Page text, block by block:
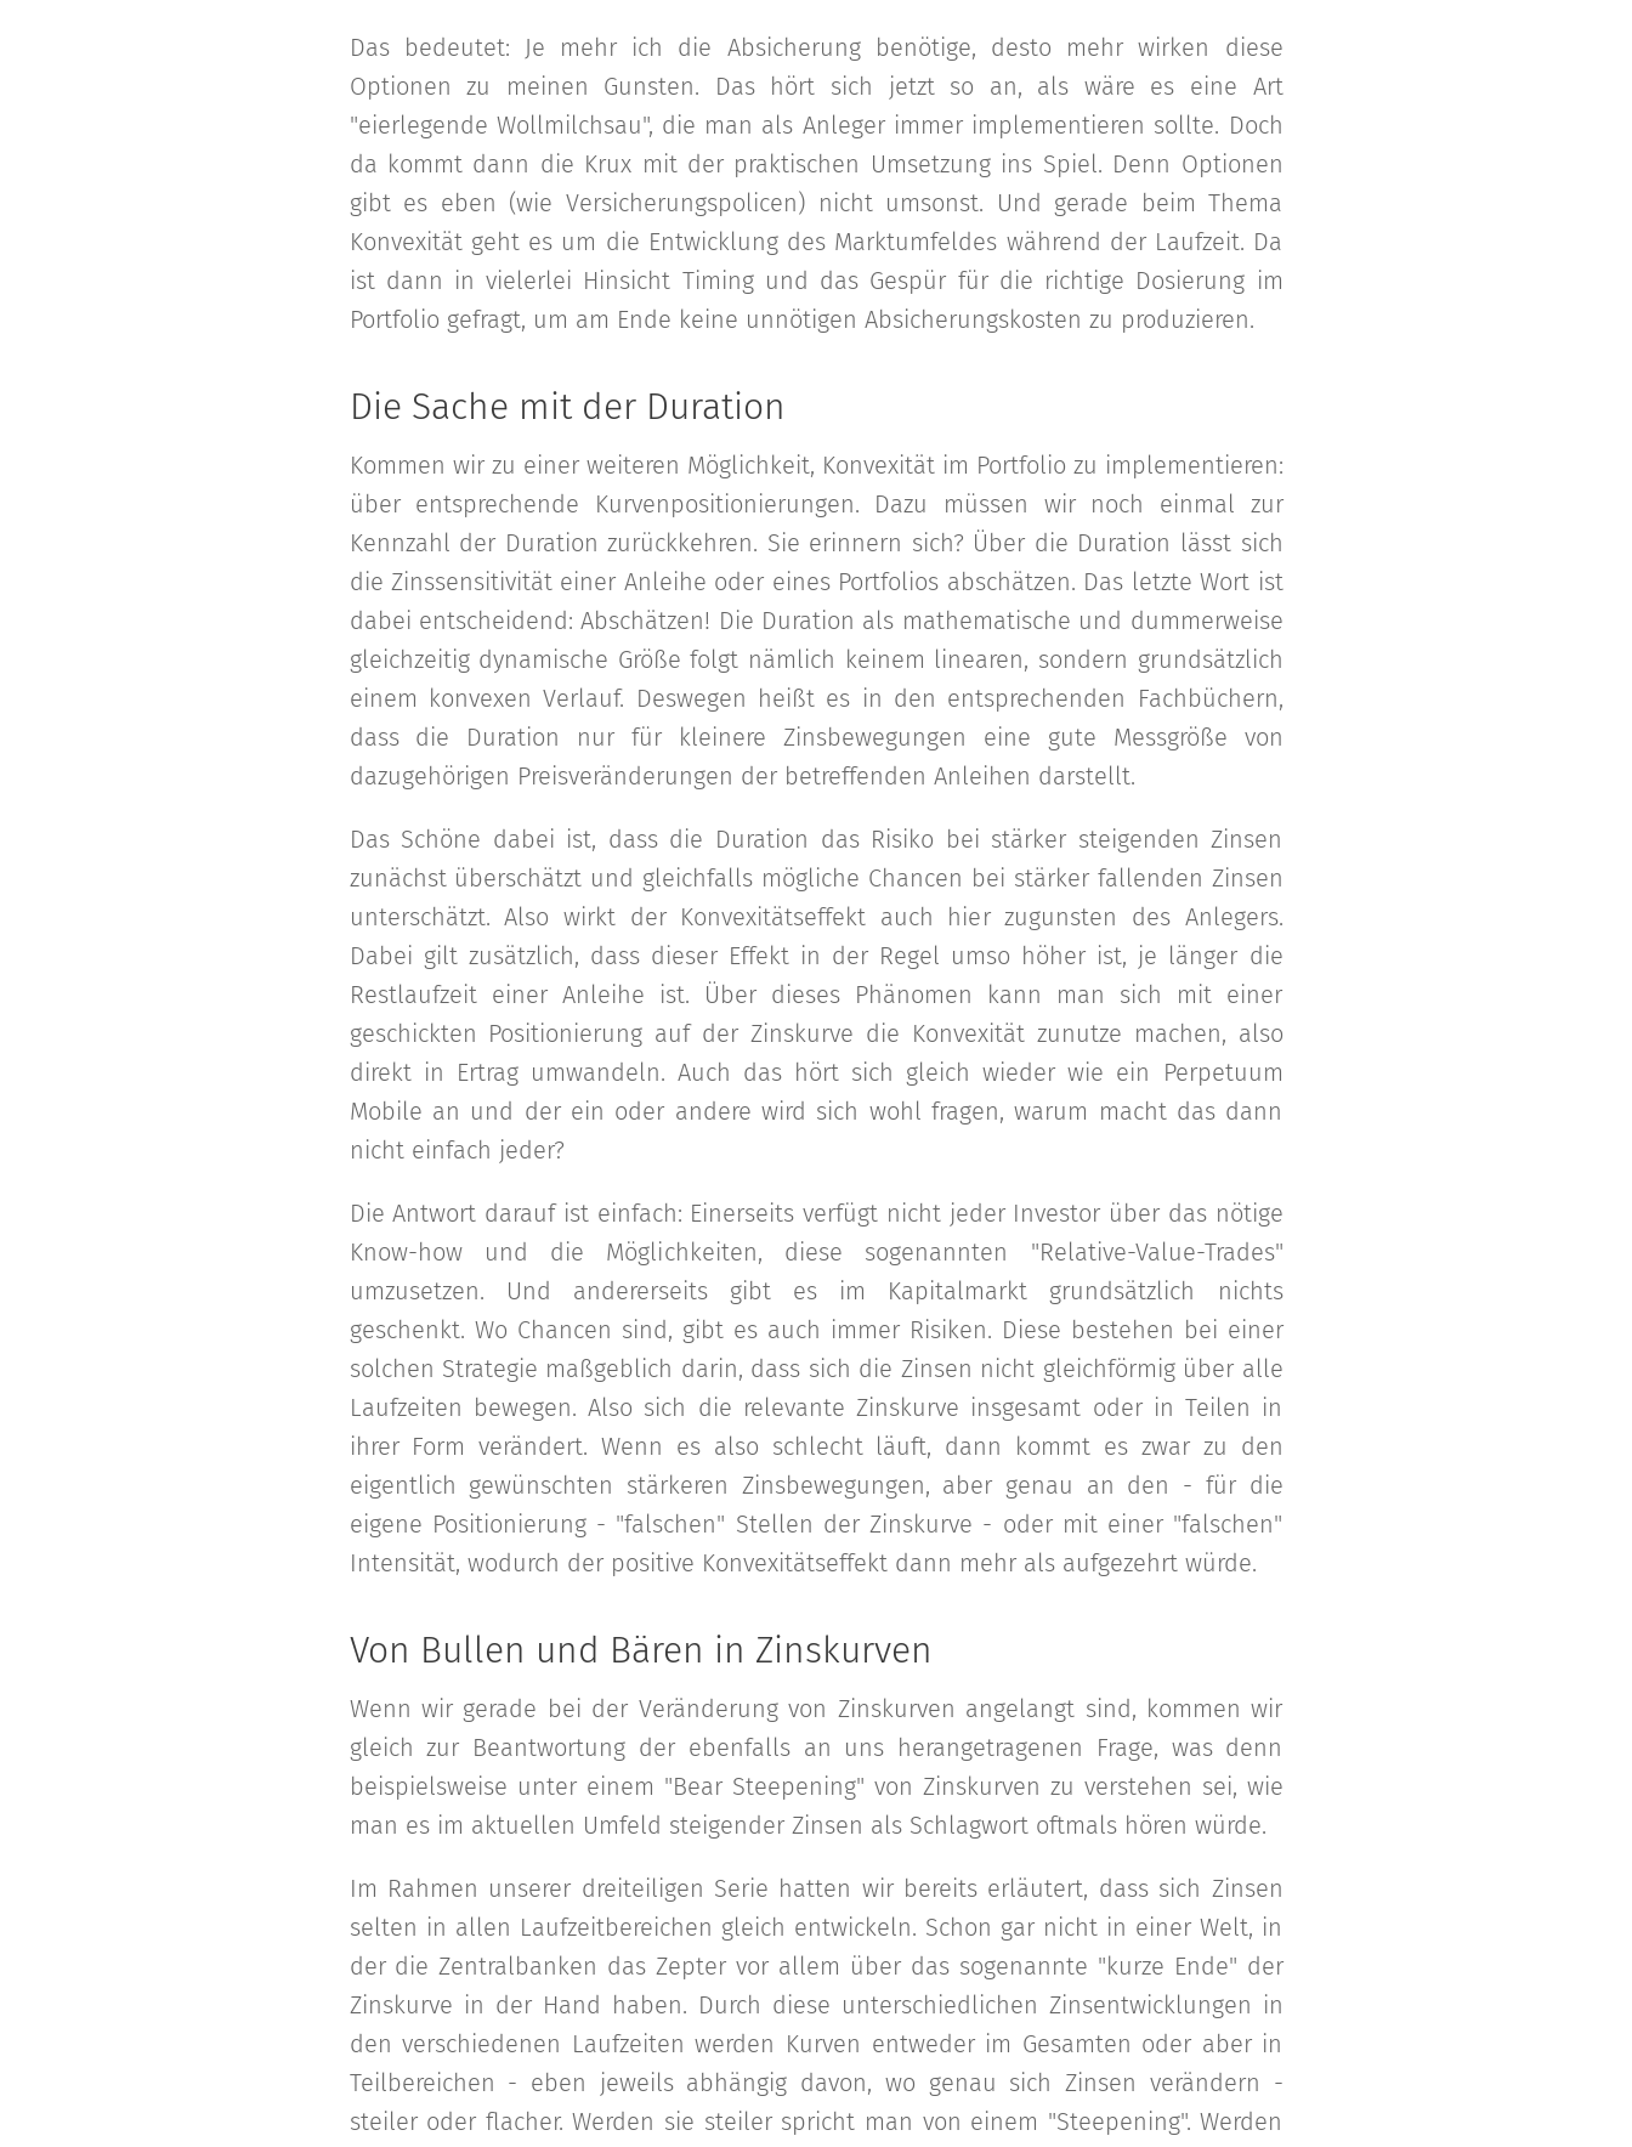
Das bedeutet: Je mehr ich die Absicherung benötige, desto mehr wirken diese
Optionen zu meinen Gunsten. Das hört sich jetzt so an, als wäre es eine Art
"eierlegende Wollmilchsau", die man als Anleger immer implementieren sollte. Doch
da kommt dann die Krux mit der praktischen Umsetzung ins Spiel. Denn Optionen
gibt es eben (wie Versicherungspolicen) nicht umsonst. Und gerade beim Thema
Konvexität geht es um die Entwicklung des Marktumfeldes während der Laufzeit. Da
ist dann in vielerlei Hinsicht Timing und das Gespür für die richtige Dosierung im
Portfolio gefragt, um am Ende keine unnötigen Absicherungskosten zu produzieren.
Die Sache mit der Duration
Kommen wir zu einer weiteren Möglichkeit, Konvexität im Portfolio zu implementieren:
über entsprechende Kurvenpositionierungen. Dazu müssen wir noch einmal zur
Kennzahl der Duration zurückkehren. Sie erinnern sich? Über die Duration lässt sich
die Zinssensitivität einer Anleihe oder eines Portfolios abschätzen. Das letzte Wort ist
dabei entscheidend: Abschätzen! Die Duration als mathematische und dummerweise
gleichzeitig dynamische Größe folgt nämlich keinem linearen, sondern grundsätzlich
einem konvexen Verlauf. Deswegen heißt es in den entsprechenden Fachbüchern,
dass die Duration nur für kleinere Zinsbewegungen eine gute Messgröße von
dazugehörigen Preisveränderungen der betreffenden Anleihen darstellt.
Das Schöne dabei ist, dass die Duration das Risiko bei stärker steigenden Zinsen
zunächst überschätzt und gleichfalls mögliche Chancen bei stärker fallenden Zinsen
unterschätzt. Also wirkt der Konvexitätseffekt auch hier zugunsten des Anlegers.
Dabei gilt zusätzlich, dass dieser Effekt in der Regel umso höher ist, je länger die
Restlaufzeit einer Anleihe ist. Über dieses Phänomen kann man sich mit einer
geschickten Positionierung auf der Zinskurve die Konvexität zunutze machen, also
direkt in Ertrag umwandeln. Auch das hört sich gleich wieder wie ein Perpetuum
Mobile an und der ein oder andere wird sich wohl fragen, warum macht das dann
nicht einfach jeder?
Die Antwort darauf ist einfach: Einerseits verfügt nicht jeder Investor über das nötige
Know-how und die Möglichkeiten, diese sogenannten "Relative-Value-Trades"
umzusetzen. Und andererseits gibt es im Kapitalmarkt grundsätzlich nichts
geschenkt. Wo Chancen sind, gibt es auch immer Risiken. Diese bestehen bei einer
solchen Strategie maßgeblich darin, dass sich die Zinsen nicht gleichförmig über alle
Laufzeiten bewegen. Also sich die relevante Zinskurve insgesamt oder in Teilen in
ihrer Form verändert. Wenn es also schlecht läuft, dann kommt es zwar zu den
eigentlich gewünschten stärkeren Zinsbewegungen, aber genau an den - für die
eigene Positionierung - "falschen" Stellen der Zinskurve - oder mit einer "falschen"
Intensität, wodurch der positive Konvexitätseffekt dann mehr als aufgezehrt würde.
Von Bullen und Bären in Zinskurven
Wenn wir gerade bei der Veränderung von Zinskurven angelangt sind, kommen wir
gleich zur Beantwortung der ebenfalls an uns herangetragenen Frage, was denn
beispielsweise unter einem "Bear Steepening" von Zinskurven zu verstehen sei, wie
man es im aktuellen Umfeld steigender Zinsen als Schlagwort oftmals hören würde.
Im Rahmen unserer dreiteiligen Serie hatten wir bereits erläutert, dass sich Zinsen
selten in allen Laufzeitbereichen gleich entwickeln. Schon gar nicht in einer Welt, in
der die Zentralbanken das Zepter vor allem über das sogenannte "kurze Ende" der
Zinskurve in der Hand haben. Durch diese unterschiedlichen Zinsentwicklungen in
den verschiedenen Laufzeiten werden Kurven entweder im Gesamten oder aber in
Teilbereichen - eben jeweils abhängig davon, wo genau sich Zinsen verändern -
steiler oder flacher. Werden sie steiler spricht man von einem "Steepening". Werden